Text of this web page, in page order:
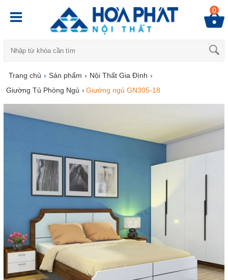
0
Trang chủ › Sản phẩm › Nội Thất Gia Đình ›
Giường Tủ Phòng Ngủ › Giường ngủ GN305-18